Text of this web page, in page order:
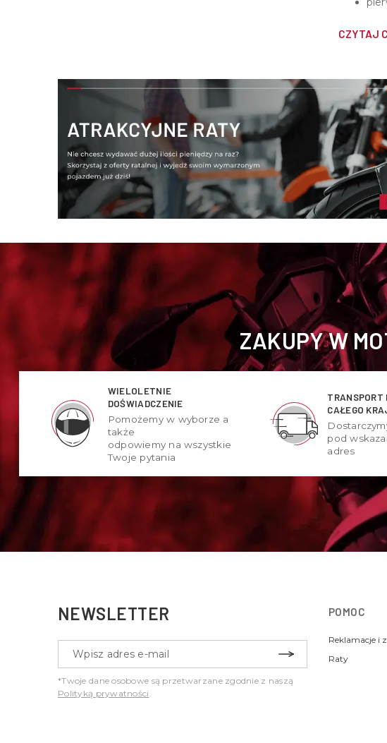
CZYTAJ
ZAKUPY W
WIELOLETNIE
DOŚWIADCZENIE
Pomożemy w wyborze a
także
odpowiemy na wszystkie
Twoje pytania
TRANSPORT
CAŁEGO
pod
adres
NEWSLETTER
*Twoje dane osobowe są przetwarzane zgodnie z naszą
Polityką prywatności .
POMOC
Reklamacje i
Raty